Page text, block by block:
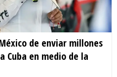
de enviar millones
Cuba en medio de la